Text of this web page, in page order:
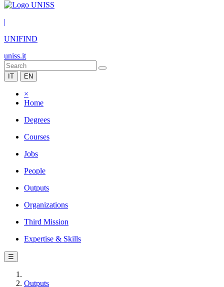
|
UNIFIND
uniss.it
IT EN
×
Home
Degrees
Courses
Jobs
People
Outputs
Organizations
Third Mission
Expertise & Skills
☰
Outputs